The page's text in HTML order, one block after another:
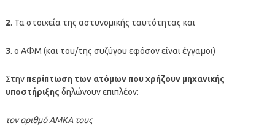
2. Τα στοιχεία της αστυνομικής ταυτότητας και
3. ο ΑΦΜ (και του/της συζύγου εφόσον είναι έγγαμοι)
Στην περίπτωση των ατόμων που χρήζουν μηχανικής
υποστήριξης δηλώνουν επιπλέον:
τον αριθμό ΑΜΚΑ τους